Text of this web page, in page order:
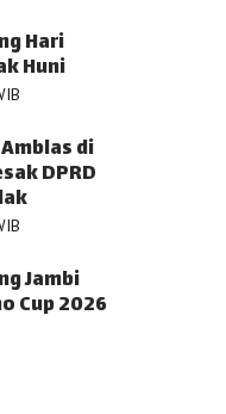
Hari
Huni
di
DPRD
Jambi
Cup 2026